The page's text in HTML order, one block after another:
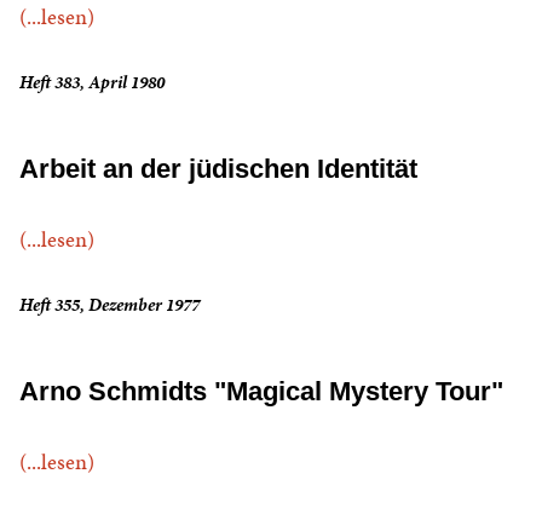
(...lesen)
Heft 383, April 1980
Arbeit an der jüdischen Identität
(...lesen)
Heft 355, Dezember 1977
Arno Schmidts "Magical Mystery Tour"
(...lesen)